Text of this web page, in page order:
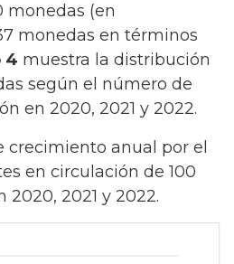
monedas (en
monedas en términos
4 muestra la distribución
según el número de
en 2020, 2021 y 2022.
crecimiento anual por el
en circulación de 100
2020, 2021 y 2022.